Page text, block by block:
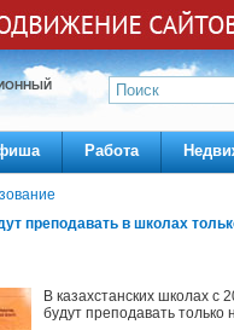
Работа
преподавать в школах
В казахстанских школах с
будут преподавать только